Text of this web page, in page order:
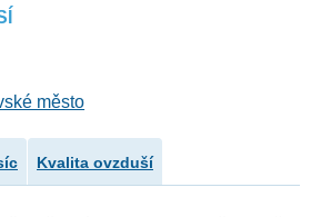
město
Kvalita ovzduší